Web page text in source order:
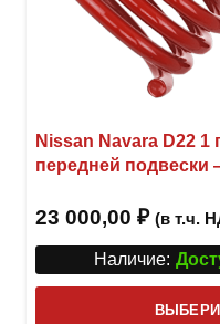
Nissan Navara D22
передней
23 000,00 ₽ (в т.ч.
Наличие: